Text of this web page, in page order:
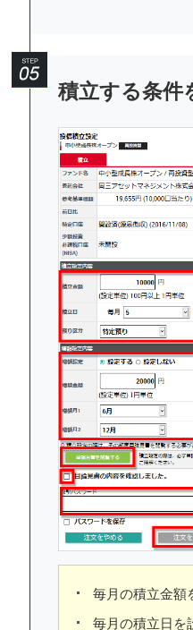
積立する条件
毎月の積立金額
毎月の積立日を